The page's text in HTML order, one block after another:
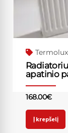
Termolux
apatinio
168.00€
Į krepšelį